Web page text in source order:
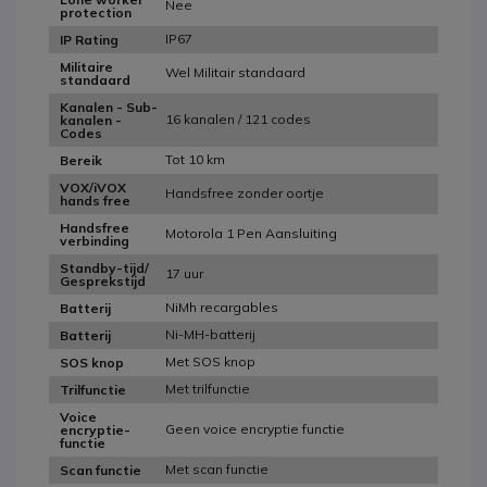
protection
Nee
IP Rating
IP67
Militaire
standaard
Wel Militair standaard
Kanalen - Sub-
kanalen -
Codes
16 kanalen / 121 codes
Bereik
Tot 10 km
VOX/iVOX
hands free
Handsfree zonder oortje
Handsfree
verbinding
Motorola 1 Pen Aansluiting
Standby-tijd/
Gesprekstijd
17 uur
Batterij
NiMh recargables
Batterij
Ni-MH-batterij
SOS knop
Met SOS knop
Trilfunctie
Met trilfunctie
Voice
encryptie-
functie
Geen voice encryptie functie
Scan functie Met scan functie